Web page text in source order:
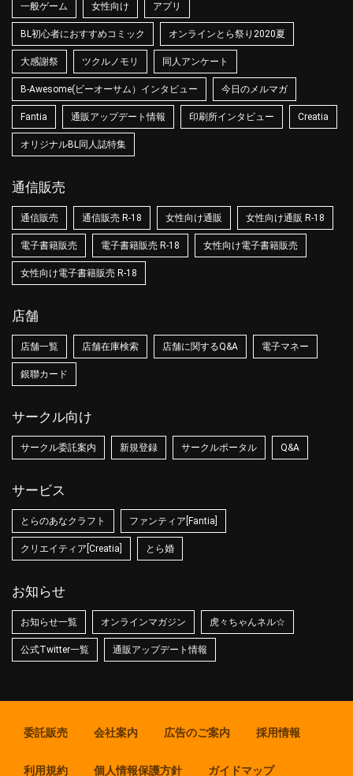
一般ゲーム 女性向け アプリ
BL初心者におすすめコミック オンラインとら祭り2020夏
大感謝祭 ツクルノモリ 同人アンケート
B-Awesome(ビーオーサム）インタビュー 今日のメルマガ
Fantia 通販アップデート情報 印刷所インタビュー Creatia
オリジナルBL同人誌特集
通信販売
通信販売 通信販売 R-18 女性向け通販 女性向け通販 R-18
電子書籍販売 電子書籍販売 R-18 女性向け電子書籍販売
女性向け電子書籍販売 R-18
店舗
店舗一覧 店舗在庫検索 店舗に関するQ&A 電子マネー
銀聯カード
サークル向け
サークル委託案内 新規登録 サークルポータル Q&A
サービス
とらのあなクラフト ファンティア[Fantia]
クリエイティア[Creatia] とら婚
お知らせ
お知らせ一覧 オンラインマガジン 虎々ちゃんネル☆
公式Twitter一覧 通販アップデート情報
委託販売 会社案内 広告のご案内 採用情報
利用規約 個人情報保護方針 ガイドマップ